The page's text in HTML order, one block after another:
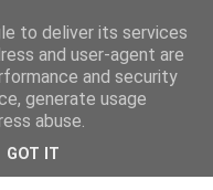
to deliver its services
and user-agent are
and security
generate usage
abuse.
GOT IT